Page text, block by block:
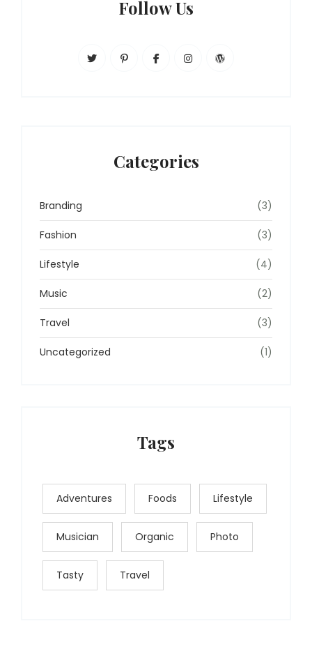
Follow Us
Categories
Branding (3)
Fashion (3)
Lifestyle (4)
Music (2)
Travel (3)
Uncategorized (1)
Tags
Adventures Foods Lifestyle
Musician Organic Photo
Tasty Travel